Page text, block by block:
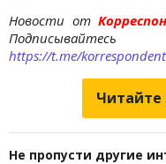
Новости от
https://t.me/
Читайте
Не пропусти другие